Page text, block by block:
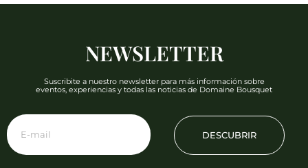
NEWSLETTER
Suscribite a nuestro newsletter para más información sobre
eventos, experiencias y todas las noticias de Domaine Bousquet
DESCUBRIR